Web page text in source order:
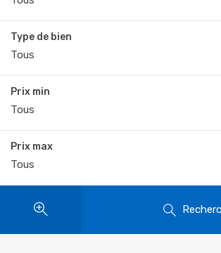
Type de bien
Tous
Prix min
Tous
Prix max
Tous